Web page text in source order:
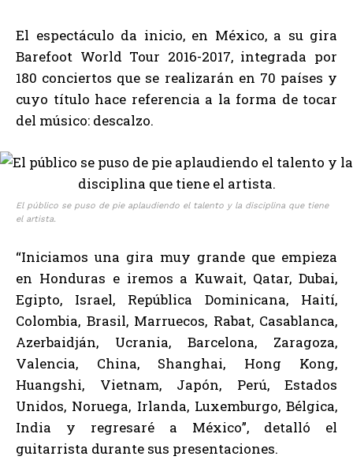
El espectáculo da inicio, en México, a su gira
Barefoot World Tour 2016-2017, integrada por
180 conciertos que se realizarán en 70 países y
cuyo título hace referencia a la forma de tocar
del músico: descalzo.
El público se puso de pie aplaudiendo el talento y la disciplina que tiene
el artista.
“Iniciamos una gira muy grande que empieza
en Honduras e iremos a Kuwait, Qatar, Dubai,
Egipto, Israel, República Dominicana, Haití,
Colombia, Brasil, Marruecos, Rabat, Casablanca,
Azerbaidján, Ucrania, Barcelona, Zaragoza,
Valencia, China, Shanghai, Hong Kong,
Huangshi, Vietnam, Japón, Perú, Estados
Unidos, Noruega, Irlanda, Luxemburgo, Bélgica,
India y regresaré a México”, detalló el
guitarrista durante sus presentaciones.